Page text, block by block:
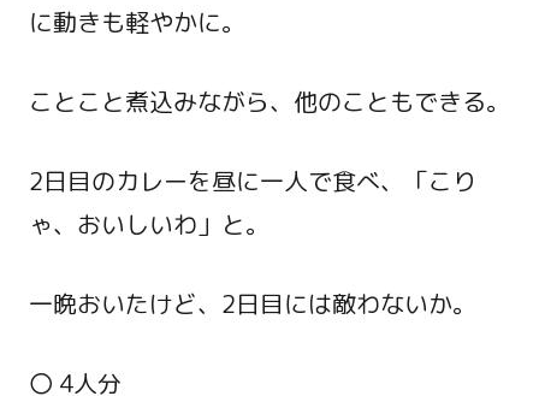
に動きも軽やかに。
ことこと煮込みながら、他のこともできる。
2日目のカレーを昼に一人で食べ、「こり
ゃ、おいしいわ」と。
一晩おいたけど、2日目には敵わないか。
〇 4人分